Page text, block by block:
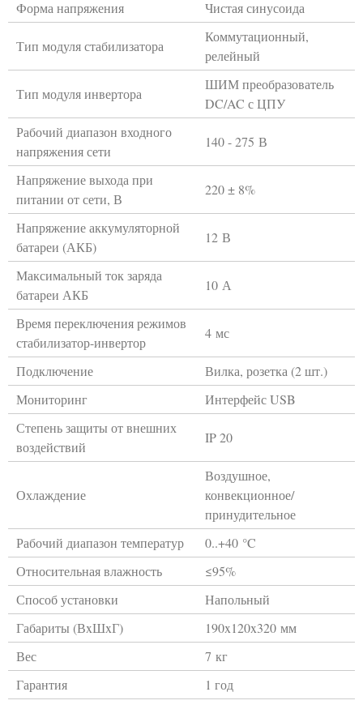
Форма напряжения Чистая синусоида
Тип модуля стабилизатора
Коммутационный,
релейный
Тип модуля инвертора
ШИМ преобразователь
DC/AC с ЦПУ
Рабочий диапазон входного
напряжения сети
140 - 275 В
Напряжение выхода при
питании от сети, В
220 ± 8%
Напряжение аккумуляторной
батареи (АКБ)
12 В
Максимальный ток заряда
батареи АКБ
10 А
Время переключения режимов
стабилизатор-инвертор
4 мс
Подключение
Вилка, розетка (2 шт.)
Мониторинг
Интерфейс USB
Степень защиты от внешних
воздействий
IP 20
Охлаждение
Воздушное,
конвекционное/
принудительное
Рабочий диапазон температур
0..+40 °C
Относительная влажность
≤95%
Способ установки
Напольный
Габариты (ВxШxГ)
190x120x320 мм
Вес
7 кг
Гарантия
1 год